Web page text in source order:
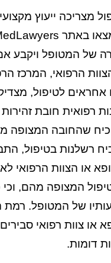
מצריכה ייעוץ
של המטופל ויקבע
הרפואי, המרכז
אחראים לטיפול,
רפואית חובת
שהחובה המצופה
רשלנות בטיפול,
או הצוות הרפואי
המצופה מהם, וכי
של המטופל.
או צוות רפואי
דומות.